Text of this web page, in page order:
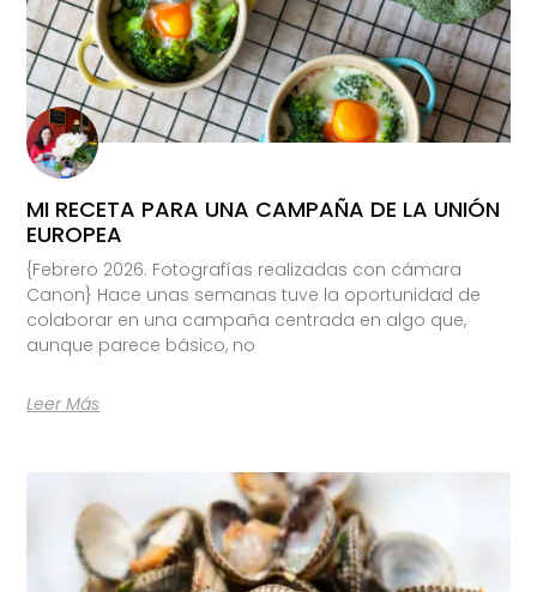
MI RECETA PARA UNA CAMPAÑA DE LA UNIÓN
EUROPEA
{Febrero 2026. Fotografías realizadas con cámara
Canon} Hace unas semanas tuve la oportunidad de
colaborar en una campaña centrada en algo que,
aunque parece básico, no
Leer Más